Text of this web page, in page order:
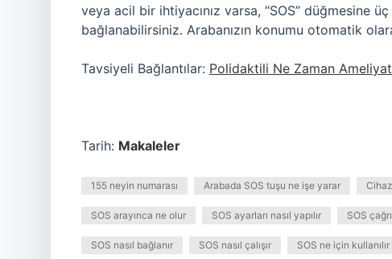
veya acil bir ihtiyacınız varsa, “SOS” düğmesine
bağlanabilirsiniz. Arabanızın konumu otomatik
Tavsiyeli Bağlantılar: Polidaktili Ne Zaman
Tarih: Makaleler
155 neyin numarası Arabada SOS tuşu ne işe yarar
SOS arayınca ne olur SOS ayarları nasıl yapılır SOS
SOS nasıl bağlanır SOS nasıl çalışır SOS ne için kullanılır